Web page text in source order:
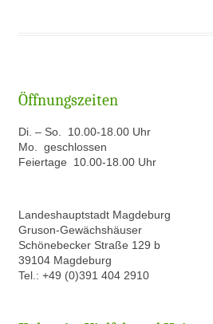
Öffnungszeiten
Di. – So. 10.00-18.00 Uhr
Mo. geschlossen
Feiertage 10.00-18.00 Uhr
Landeshauptstadt Magdeburg
Gruson-Gewächshäuser
Schönebecker Straße 129 b
39104 Magdeburg
Tel.: +49 (0)391 404 2910